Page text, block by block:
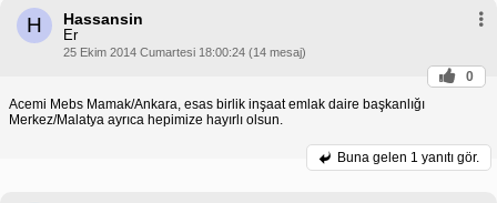
H Hassansin
Er
25 Ekim 2014 Cumartesi 18:00:24 (14 mesaj)
0
Acemi Mebs Mamak/Ankara, esas birlik inşaat emlak daire başkanlığı
Merkez/Malatya ayrıca hepimize hayırlı olsun.
Buna gelen 1 yanıtı gör.